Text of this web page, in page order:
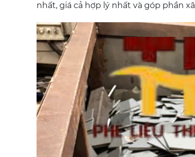
nhất, giá cả hợp lý nhất và góp phần